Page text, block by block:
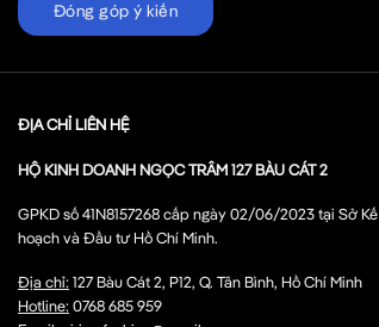
Đóng góp ý kiến
ĐỊA CHỈ LIÊN HỆ
HỘ KINH DOANH NGỌC TRÂM 127 BÀU CÁT 2
GPKD số 41N8157268 cấp ngày 02/06/2023 tại Sở Kế
hoạch và Đầu tư Hồ Chí Minh.
Địa chỉ:127 Bàu Cát 2, P12, Q. Tân Bình, Hồ Chí Minh
Hotline:0768 685 959